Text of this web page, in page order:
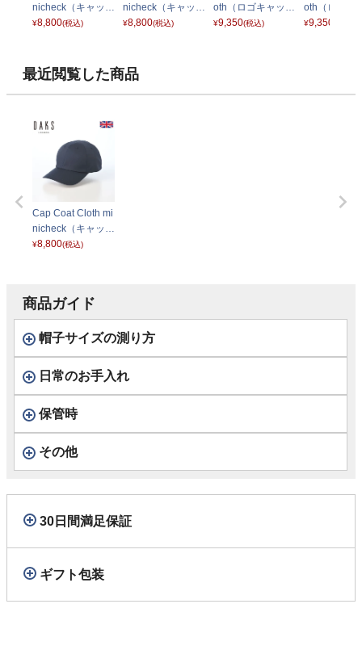
nicheck（キャップ
コートクロス ミニ
¥8,800(税込)
nicheck（キャップ
コートクロス ミニ
¥8,800(税込)
oth（ロゴキャップ
コートクロス） D
¥9,350(税込)
oth（ロゴキ
コートクロ
¥9,350
最近閲覧した商品
Cap Coat Cloth mi
nicheck（キャップ
コートクロス ミニ
¥8,800(税込)
商品ガイド
帽子サイズの測り方
日常のお手入れ
保管時
その他
30日間満足保証
ギフト包装